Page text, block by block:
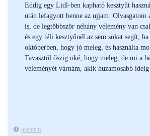
Eddig egy Lidl-ben kapható kesztyűt
után lefagyott benne az ujjam. Olvasgatom
is, de legtöbbször néhány vélemény van
és egy téli kesztyűnél az sem sokat segít,
októberben, hogy jó meleg, és használta
Tavasztól őszig oké, hogy meleg, de mi a
véleményét várnám, akik huzamosabb
jelentem